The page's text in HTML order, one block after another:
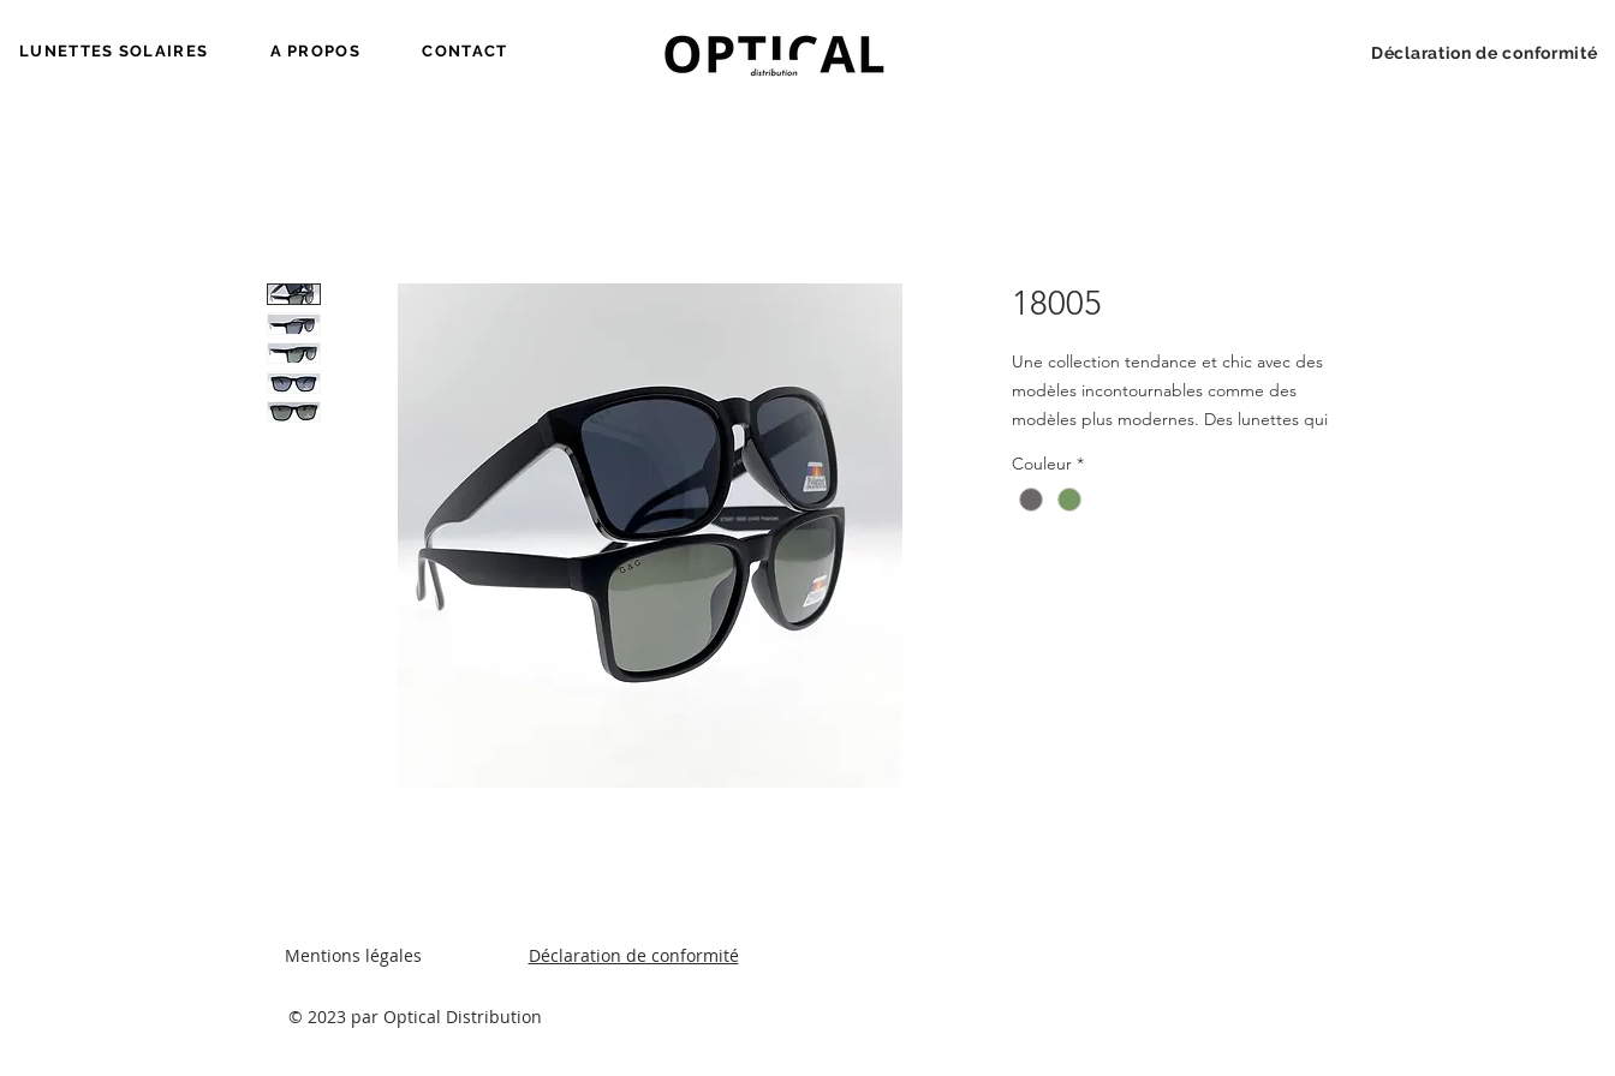
LUNETTES SOLAIRES A PROPOS CONTACT Déclaration de conformité
18005
Une collection tendance et chic avec des
modèles incontournables comme des
modèles plus modernes. Des lunettes qui
et agréables à porter. Une collection variée
pour les hommes et les femmes.
Couleur *
© 2023 par Optical Distribution
Mentions légales Déclaration de conformité